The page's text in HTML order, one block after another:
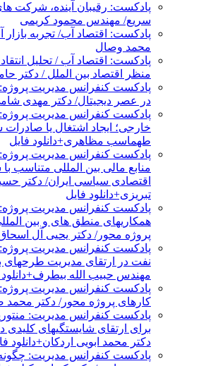
پادکست: رقیبان آینده، شرکت
سریع/ مهندس محمود کریمی
پادکست: اقتصاد آب/ تجربه بازار
محمد وصال
پادکست: اقتصاد آب / تحلیل
منظر اقتصاد بین الملل / دکتر
پادکست کنفرانس مدیریت
در عصر دیجیتال/ دکتر مهدی
پادکست کنفرانس مدیریت
خارجی؛ ایجاد اشتغال یا
طهماسب مظاهری+دانلود فایل
پادکست کنفرانس مدیریت
منابع مالی بین المللی متناسب
اقتصادی سیاسی ایران/ دکتر
تبریزی+دانلود فایل
پادکست کنفرانس مدیریت پروژه:
همکاریهای منطق های و بین
پروژه محور/ دکتر یحیی آل
پادکست کنفرانس مدیریت
نفت در ارتقای مدیریت
مهندس حبیب الله بیطرف+دانلود
پادکست کنفرانس مدیریت
کارهای پروژه محور/ دکتر محمد
پادکست کنفرانس مدیریت:
برای ارتقای شایستگیهای کلیدی
دکتر محمد ابویی اردکان+دانلود
پادکست کنفرانس مدیریت: